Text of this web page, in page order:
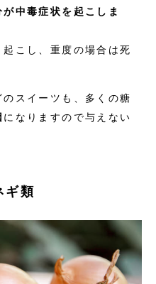
中毒症状を起こしま
こし、重度の場合は死
スイーツも、多くの糖
になりますので与えない
ギ類